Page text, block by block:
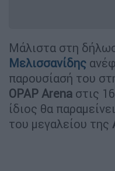
Μάλιστα στη
Μελισσανίδης
παρουσίασή του
OPAP Arena στις
ίδιος θα
του μεγαλείου της